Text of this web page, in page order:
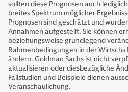
sollten diese Prognosen auch
breites Spektrum möglicher
Prognosen sind geschätzt und
Annahmen aufgestellt. Sie können
beziehungsweise grundlegend
Rahmenbedingungen in der
ändern. Goldman Sachs ist nicht
aktualisieren oder diesbezügliche
Fallstudien und Beispiele dienen
Veranschaulichung.